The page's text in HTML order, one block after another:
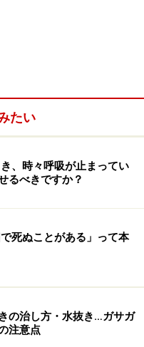
の三原則
眠・カフェインの過剰
たい
、時々呼吸が止まってい
るべきですか？
死ぬことがある」って本
の治し方・水抜き…ガサガ
注意点